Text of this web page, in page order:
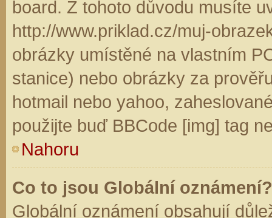
board. Z tohoto důvodu musíte
http://www.priklad.cz/muj-
obrázky umístěné na vlastním
stanice) nebo obrázky za
hotmail nebo yahoo,
použijte buď BBCode [img] tag
Nahoru
Co to jsou Globální oznámení?
Globální oznámení obsahují